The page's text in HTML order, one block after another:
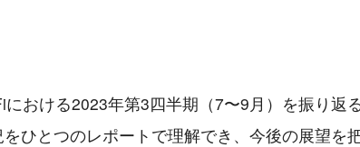
おける2023年第3四半期（7〜9月）を振り返
ひとつのレポートで理解でき、今後の展望を